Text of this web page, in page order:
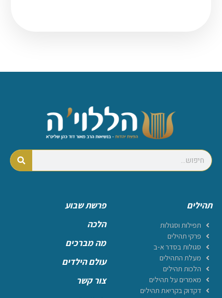
תהילים
תפילות וסגולות
פרקי תהילים
סגולות בסדר א-ב
מעלת התהילים
הלכות תהילים
מאמרים על תהילים
דקדוק בקריאת תהילים
פרשת שבוע
הלכה
מה מברכים
עולם הילדים
צור קשר